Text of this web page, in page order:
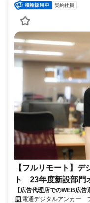
契約社員
【フルリモート】
ト 23年度新設部門
【広告代理店でのWEB広
G／全国×完全在宅／年休
電通デジタルアンカー